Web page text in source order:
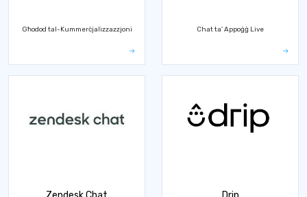
Għodod tal-Kummerċjalizzazzjoni Chat ta' Appoġġ Live